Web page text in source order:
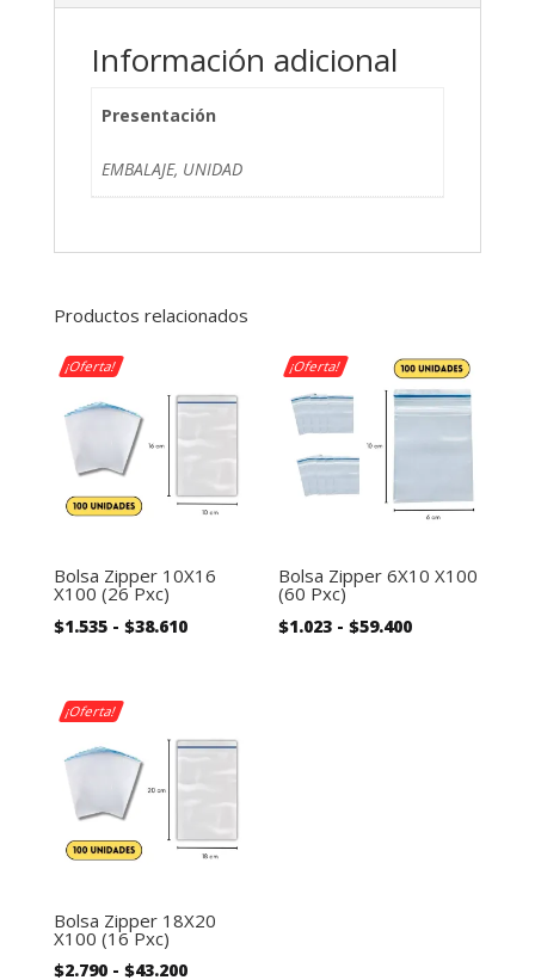
Información adicional
Presentación
EMBALAJE, UNIDAD
Productos relacionados
¡Oferta!
Bolsa Zipper 10X16
X100 (26 Pxc)
$1.535 - $38.610Rango
$1.535
$38.610
¡Oferta!
Bolsa Zipper 6X10 X100
(60 Pxc)
$1.023 - $59.400Rango
¡Oferta!
Bolsa Zipper 18X20
X100 (16 Pxc)
$2.790 - $43.200Rango